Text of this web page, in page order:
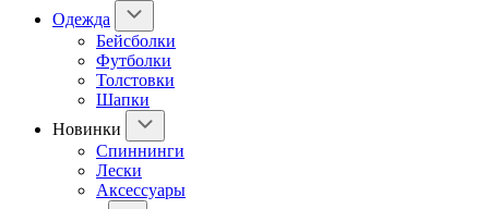
Одежда
Бейсболки
Футболки
Толстовки
Шапки
Новинки
Спиннинги
Лески
Аксессуары